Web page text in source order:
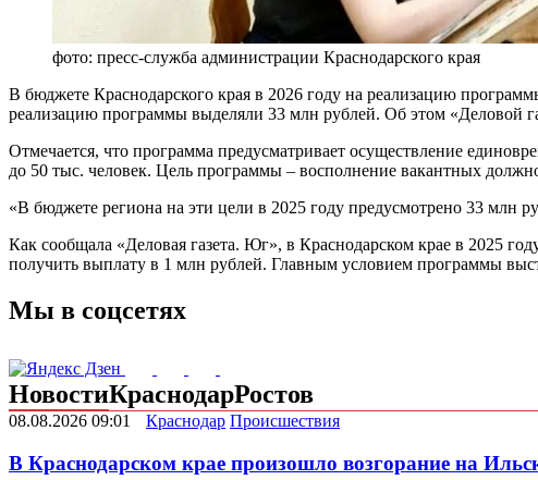
фото: пресс-служба администрации Краснодарского края
В бюджете Краснодарского края в 2026 году на реализацию
реализацию программы выделяли 33 млн рублей. Об этом «Деловой
Отмечается, что программа предусматривает осуществление
до 50 тыс. человек. Цель программы – восполнение вакантных
«В бюджете региона на эти цели в 2025 году предусмотрено 33
Как сообщала «Деловая газета. Юг», в Краснодарском крае в 2025
получить выплату в 1 млн рублей. Главным условием программы
Мы в соцсетях
НовостиКраснодарРостов
08.08.2026 09:01 Краснодар Происшествия
В Краснодарском крае произошло возгорание на